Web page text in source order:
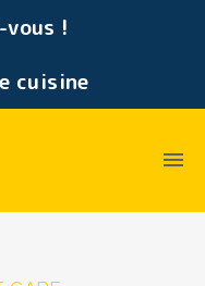
vous !
cuisine